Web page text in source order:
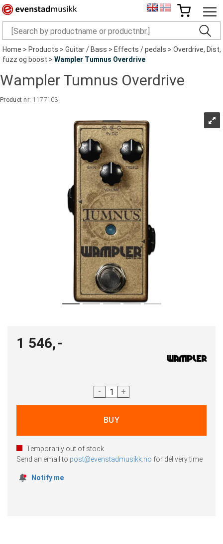
Home>Products>Guitar / Bass>Effects / pedals>Overdrive, Dist,
fuzz og boost>Wampler Tumnus Overdrive
Wampler Tumnus Overdrive
Product nr: 1177103
1 546,-
- +
Temporarily out of stock
Send an email to post@evenstadmusikk.no for delivery time
Notify me